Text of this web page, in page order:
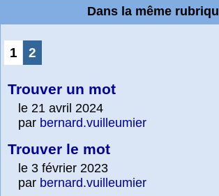
Dans la même
1 2
Trouver un mot
le 21 avril 2024
par bernard.vuilleumier
Trouver le mot
le 3 février 2023
par bernard.vuilleumier